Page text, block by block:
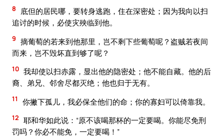
8
底但的居民哪，要转身逃跑，住在深密处；因为我向以扫
追讨的时候，必使灾殃临到他。
9 摘葡萄的若来到他那里，岂不剩下些葡萄呢？盗贼若夜间
而来，岂不毁坏直到够了呢？
10 我却使以扫赤露，显出他的隐密处；他不能自藏。他的后
裔、弟兄、邻舍尽都灭绝；他也归于无有。
11 你撇下孤儿，我必保全他们的命；你的寡妇可以倚靠我。
12 耶和华如此说：“原不该喝那杯的一定要喝。你能尽免刑
罚吗？你必不能免，一定要喝！”